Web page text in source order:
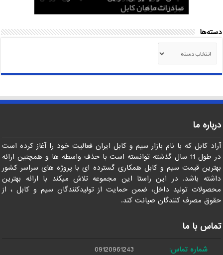
تهران لاله زار
صادرات ماهان کابل
صادرات به عراق + ماهان کابل امیر
قیمت روز
کابل 1.5*2 لاستیکی اردستان مرکز خرید
دسته‌ها
درباره ما
آراد کابل که با نام بازار سیم و کابل ایران فعالیت خود را آغاز کرده است
در طول 11 سال گذشته توانسته است با حذف واسطه ها و همچنین ارائه
بهترین قیمت سیم و کابل همکاری گسترده ای با پروژه های سراسر کشور
داشته باشد. در این راستا این مجموعه تلاش میکند با ارائه بهترین
محصولات تولید داخل، ضمن حمایت از تولیدکنندگان سیم و کابل ، از
حقوق مصرف کنندگان صیانت کند.
تماس با ما
شماره تماس: 09120961243